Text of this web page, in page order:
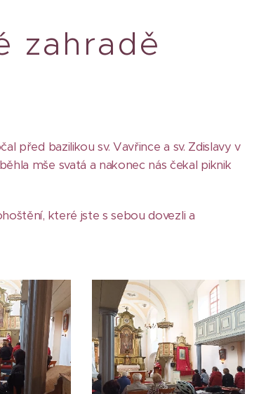
zahradě
před bazilikou sv. Vavřince a sv. Zdislavy v
mše svatá a nakonec nás čekal piknik
které jste s sebou dovezli a